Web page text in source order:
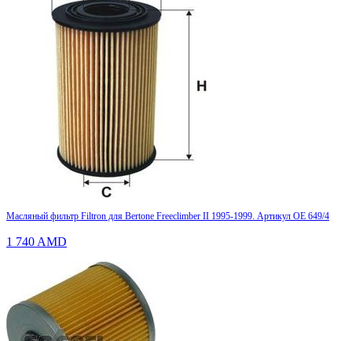
Масляный фильтр Filtron для Bertone Freeclimber II 1995-1999. Артикул OE 649/4
1 740 AMD